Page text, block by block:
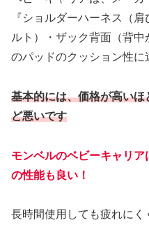
『ショルダーハーネス（
ルト）・ザック背面（背中
のパッドのクッション性に
基本的には、価格が高い
ど悪いです
モンベルのベビーキャリ
の性能も良い！
長時間使用しても疲れに